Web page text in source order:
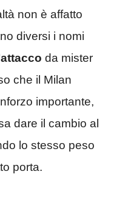
non è affatto
diversi i nomi
da mister
che il Milan
importante,
dare il cambio al
lo stesso peso
porta.